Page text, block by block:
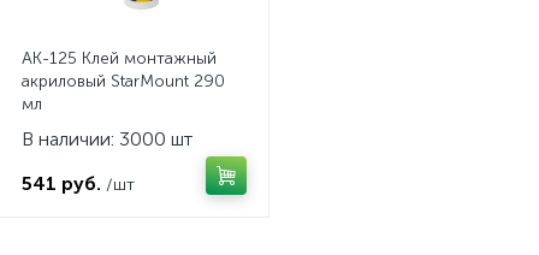
AK-125 Клей монтажный
акриловый StarMount 290
мл
В наличии: 3000 шт
541 руб. /шт